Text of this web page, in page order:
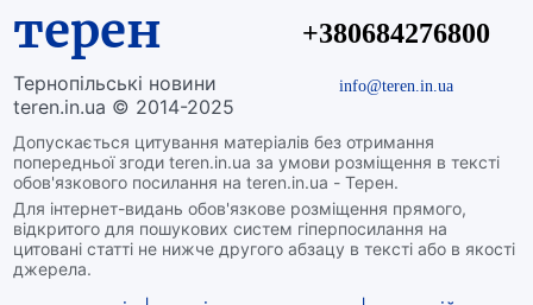
терен
Тернопільські новини
teren.in.ua © 2014-2025
Допускається цитування матеріалів без отримання
попередньої згоди teren.in.ua за умови розміщення в тексті
обов'язкового посилання на teren.in.ua - Терен.
Для інтернет-видань обов'язкове розміщення прямого,
відкритого для пошукових систем гіперпосилання на
цитовані статті не нижче другого абзацу в тексті або в якості
джерела.
+380684276800
info@teren.in.ua